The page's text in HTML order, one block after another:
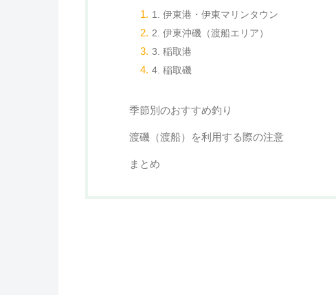
1. 伊東港・伊東マリンタウン
2. 伊東沖磯（渡船エリア）
3. 稲取港
4. 稲取磯
季節別のおすすめ釣り
渡磯（渡船）を利用する際の注意
まとめ